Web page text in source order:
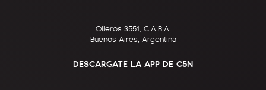
Olleros 3551, C.A.B.A.
Buenos Aires, Argentina
DESCARGATE LA APP DE C5N